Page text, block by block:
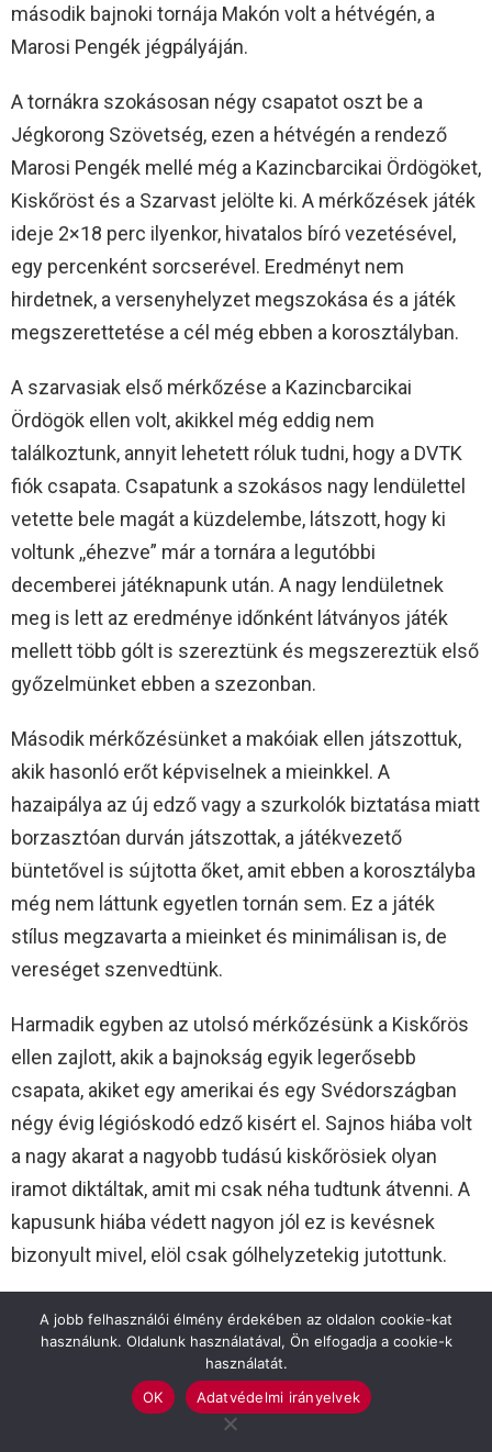
második bajnoki tornája Makón volt a hétvégén, a
Marosi Pengék jégpályáján.
A tornákra szokásosan négy csapatot oszt be a
Jégkorong Szövetség, ezen a hétvégén a rendező
Marosi Pengék mellé még a Kazincbarcikai Ördögöket,
Kiskőröst és a Szarvast jelölte ki. A mérkőzések játék
ideje 2×18 perc ilyenkor, hivatalos bíró vezetésével,
egy percenként sorcserével. Eredményt nem
hirdetnek, a versenyhelyzet megszokása és a játék
megszerettetése a cél még ebben a korosztályban.
A szarvasiak első mérkőzése a Kazincbarcikai
Ördögök ellen volt, akikkel még eddig nem
találkoztunk, annyit lehetett róluk tudni, hogy a DVTK
fiók csapata. Csapatunk a szokásos nagy lendülettel
vetette bele magát a küzdelembe, látszott, hogy ki
voltunk ,,éhezve” már a tornára a legutóbbi
decemberei játéknapunk után. A nagy lendületnek
meg is lett az eredménye időnként látványos játék
mellett több gólt is szereztünk és megszereztük első
győzelmünket ebben a szezonban.
Második mérkőzésünket a makóiak ellen játszottuk,
akik hasonló erőt képviselnek a mieinkkel. A
hazaipálya az új edző vagy a szurkolók biztatása miatt
borzasztóan durván játszottak, a játékvezető
büntetővel is sújtotta őket, amit ebben a korosztályba
még nem láttunk egyetlen tornán sem. Ez a játék
stílus megzavarta a mieinket és minimálisan is, de
vereséget szenvedtünk.
Harmadik egyben az utolsó mérkőzésünk a Kiskőrös
ellen zajlott, akik a bajnokság egyik legerősebb
csapata, akiket egy amerikai és egy Svédországban
négy évig légióskodó edző kisért el. Sajnos hiába volt
a nagy akarat a nagyobb tudású kiskőrösiek olyan
iramot diktáltak, amit mi csak néha tudtunk átvenni. A
kapusunk hiába védett nagyon jól ez is kevésnek
bizonyult mivel, elöl csak gólhelyzetekig jutottunk.
Gratulálunk és sok sikert a szarvasi csapatnak a
bajnoki szerepléshez.
A Szarvasi Jégkorong SE tagjai:
A jobb felhasználói élmény érdekében az oldalon cookie-kat
használunk. Oldalunk használatával, Ön elfogadja a cookie-k
használatát.
OK
Adatvédelmi irányelvek